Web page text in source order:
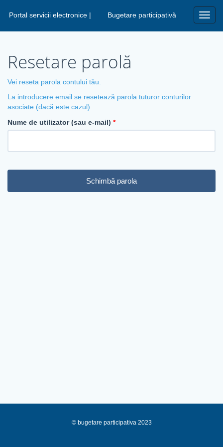
Portal servicii electronice | Bugetare participativă
Resetare parolă
Vei reseta parola contului tău.
La introducere email se resetează parola tuturor conturilor
asociate (dacă este cazul)
Nume de utilizator (sau e-mail)
Schimbă parola
© bugetare participativa 2023